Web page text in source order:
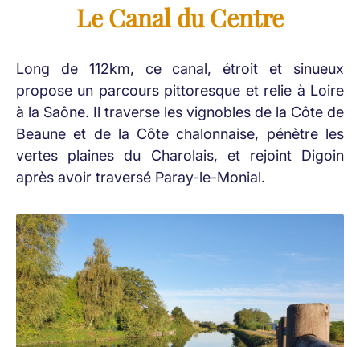
Le Canal du Centre
Long de 112km, ce canal, étroit et sinueux
propose un parcours pittoresque et relie à Loire
à la Saône. Il traverse les vignobles de la Côte de
Beaune et de la Côte chalonnaise, pénètre les
vertes plaines du Charolais, et rejoint Digoin
après avoir traversé Paray-le-Monial.